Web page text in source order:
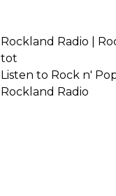
Rockland Radio |
tot
Listen to Rock n'
Rockland Radio